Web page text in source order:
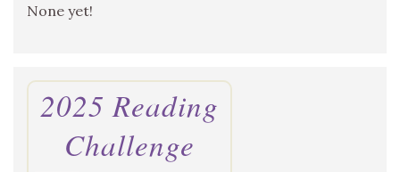
None yet!
2025 Reading
Challenge